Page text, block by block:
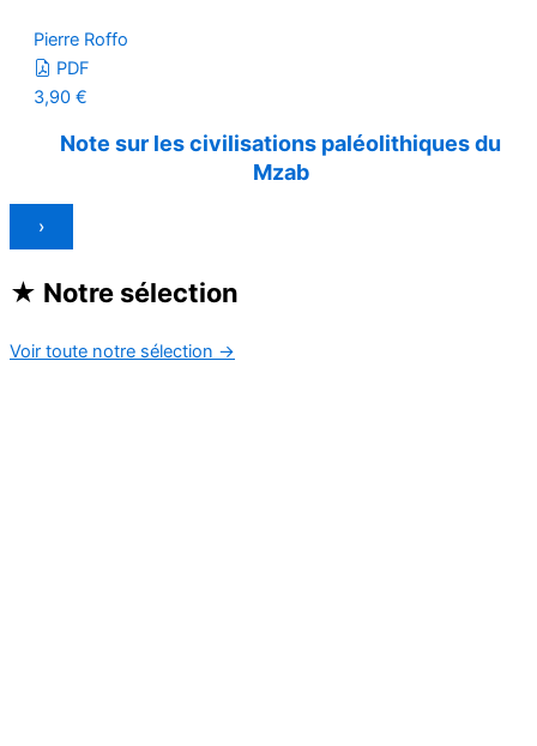
Pierre Roffo
PDF
3,90 €
Note sur les civilisations paléolithiques du
Mzab
›
★ Notre sélection
Voir toute notre sélection →